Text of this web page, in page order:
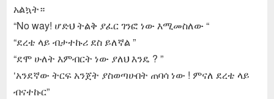
አልኳት።
“No way! ሆድህ ትልቅ ያፈር ገንፎ ነው እሚመስለው “
“ደረቴ ላይ ብታተኩሪ ደስ ይለኛል ”
“ደሞ ሁለት እምብርት ነው ያለህ እንዴ ? ”
‘አንደኛው ትርፍ አንጀት ያስወጣሁበት ጠባሳ ነው ! ምናለ ደረቴ ላይ
ብናተኩር”